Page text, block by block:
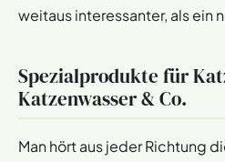
weitaus interessanter, als ein
Spezialprodukte für
Katzenwasser & Co.
Man hört aus jeder Richtung